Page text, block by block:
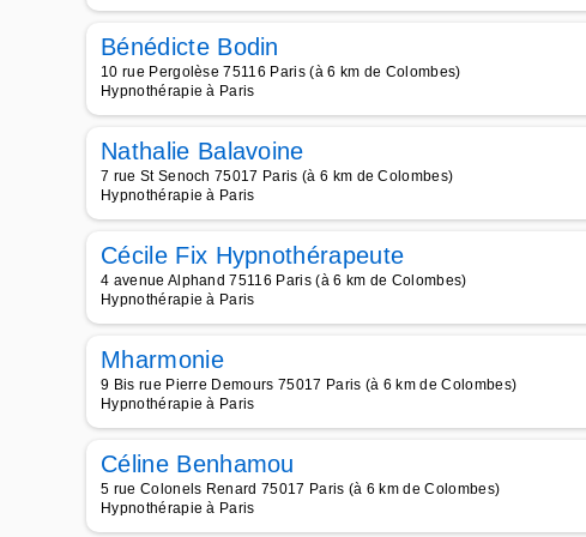
Bénédicte Bodin
10 rue Pergolèse 75116 Paris (à 6 km de Colombes)
Hypnothérapie à Paris
Nathalie Balavoine
7 rue St Senoch 75017 Paris (à 6 km de Colombes)
Hypnothérapie à Paris
Cécile Fix Hypnothérapeute
4 avenue Alphand 75116 Paris (à 6 km de Colombes)
Hypnothérapie à Paris
Mharmonie
9 Bis rue Pierre Demours 75017 Paris (à 6 km de Colombes)
Hypnothérapie à Paris
Céline Benhamou
5 rue Colonels Renard 75017 Paris (à 6 km de Colombes)
Hypnothérapie à Paris